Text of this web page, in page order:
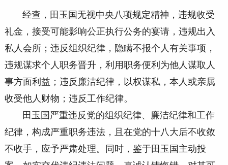
经查，田玉国无视中央八项规定精神，违规收受
礼金，接受可能影响公正执行公务的宴请，违规出入
私人会所；违反组织纪律，隐瞒不报个人有关事项，
违规谋求个人职务晋升，利用职务便利为他人谋取人
事方面利益；违反廉洁纪律，以权谋私，本人或亲属
收受他人财物；违反工作纪律。
田玉国严重违反党的组织纪律、廉洁纪律和工作
纪律，构成严重职务违法，且在党的十八大后不收敛
不收手，应予严肃处理。同时，鉴于田玉国主动投